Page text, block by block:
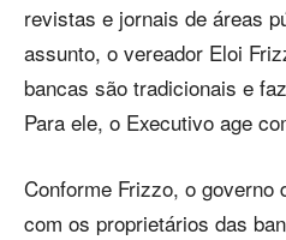
revistas e jornais de áreas
assunto, o vereador Eloi
bancas são tradicionais e
Para ele, o Executivo age
Conforme Frizzo, o governo
com os proprietários das